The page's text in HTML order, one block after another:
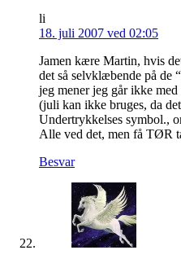
li
18. juli 2007 ved 02:05
Jamen kære Martin, hvis
det så selvklæbende på de
jeg mener jeg går ikke
(juli kan ikke bruges, da
Undertrykkelses symbol.,
Alle ved det, men få TØR
Besvar